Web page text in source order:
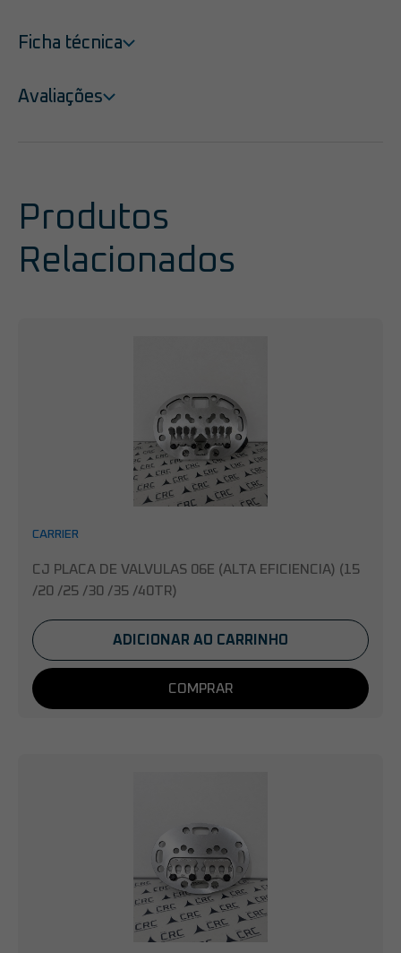
Ficha técnica
Avaliações
Produtos
Relacionados
CARRIER
CJ PLACA DE VALVULAS 06E (ALTA EFICIENCIA) (15
/20 /25 /30 /35 /40TR)
ADICIONAR AO CARRINHO
COMPRAR